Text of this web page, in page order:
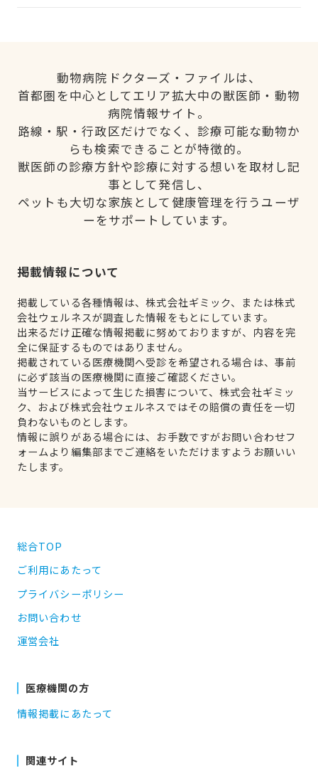
動物病院ドクターズ・ファイルは、
首都圏を中心としてエリア拡大中の獣医師・動物
病院情報サイト。
路線・駅・行政区だけでなく、診療可能な動物か
らも検索できることが特徴的。
獣医師の診療方針や診療に対する想いを取材し記
事として発信し、
ペットも大切な家族として健康管理を行うユーザ
ーをサポートしています。
掲載情報について
掲載している各種情報は、株式会社ギミック、または株式
会社ウェルネスが調査した情報をもとにしています。
出来るだけ正確な情報掲載に努めておりますが、内容を完
全に保証するものではありません。
掲載されている医療機関へ受診を希望される場合は、事前
に必ず該当の医療機関に直接ご確認ください。
当サービスによって生じた損害について、株式会社ギミッ
ク、および株式会社ウェルネスではその賠償の責任を一切
負わないものとします。
情報に誤りがある場合には、お手数ですがお問い合わせフ
ォームより編集部までご連絡をいただけますようお願いい
たします。
総合TOP
ご利用にあたって
プライバシーポリシー
お問い合わせ
運営会社
医療機関の方
情報掲載にあたって
関連サイト